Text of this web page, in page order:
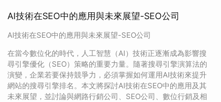
AI技術在SEO中的應用與未來展望-SEO公司
AI技術在SEO中的應用與未來展望-SEO公司
在當今數位化的時代，人工智慧（AI）技術正逐漸成為影響搜
尋引擎優化（SEO）策略的重要力量。隨著搜尋引擎演算法的
演變，企業若要保持競爭力，必須掌握如何運用AI技術來提升
網站的搜尋引擎排名。本文將探討AI技術在SEO中的應用及其
未來展望，並討論與網路行銷公司、SEO公司、數位行銷及相